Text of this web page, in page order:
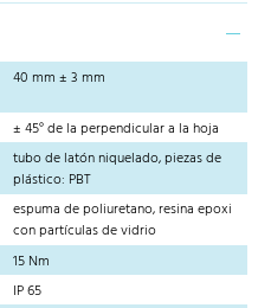
40 mm ± 3 mm
± 45° de la perpendicular a la hoja
tubo de latón niquelado, piezas de
plástico: PBT
espuma de poliuretano, resina epoxi
con partículas de vidrio
15 Nm
IP 65